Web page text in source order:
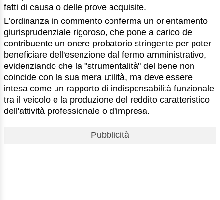
fatti di causa o delle prove acquisite.
L’ordinanza in commento conferma un orientamento
giurisprudenziale rigoroso, che pone a carico del
contribuente un onere probatorio stringente per poter
beneficiare dell'esenzione dal fermo amministrativo,
evidenziando che la "strumentalità" del bene non
coincide con la sua mera utilità, ma deve essere
intesa come un rapporto di indispensabilità funzionale
tra il veicolo e la produzione del reddito caratteristico
dell'attività professionale o d'impresa.
Pubblicità